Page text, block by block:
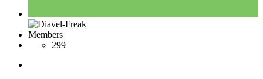
Members
299